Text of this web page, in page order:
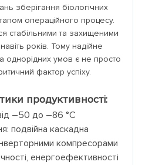
зберігання біологічних
операційного процесу.
стабільними та захищеними
років. Тому надійне
однорідних умов є не просто
фактор успіху.
продуктивності:
–50 до –86 °C
подвійна каскадна
компресорами
енергоефективності